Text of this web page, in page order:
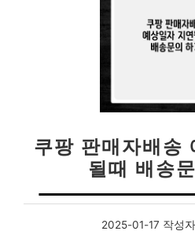
쿠팡 판매자배송
될때 배송
2025-01-17 작성